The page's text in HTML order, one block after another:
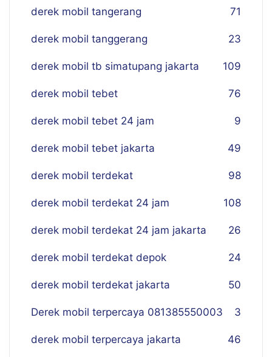
derek mobil tangerang 71
derek mobil tanggerang 23
derek mobil tb simatupang jakarta 109
derek mobil tebet 76
derek mobil tebet 24 jam 9
derek mobil tebet jakarta 49
derek mobil terdekat 98
derek mobil terdekat 24 jam 108
derek mobil terdekat 24 jam jakarta 26
derek mobil terdekat depok 24
derek mobil terdekat jakarta 50
Derek mobil terpercaya 081385550003 3
derek mobil terpercaya jakarta 46